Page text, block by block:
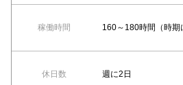
稼働時間 160～180時間（時期
休日数 週に2日